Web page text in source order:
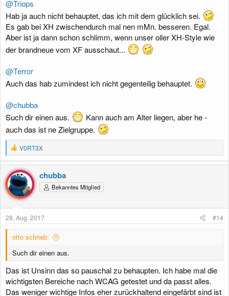
@Triops
Hab ja auch nicht behauptet, das ich mit dem glücklich sei.
Es gab bei XH zwischendurch mal nen mMn. besseren. Egal.
Aber ist ja dann schon schlimm, wenn unser oller XH-Style wie
der brandneue vom XF ausschaut...
@Terror
Auch das hab zumindest ich nicht gegenteilig behauptet.
@chubba
Such dir einen aus.
Kann auch am Alter liegen, aber he -
auch das ist ne Zielgruppe.
R
e
a
k
t
i
o
n
n
V0RT3X
chubba
Bekanntes Mitglied
28. Aug. 2017 #14
otto schrieb:
Such dir einen aus.
Das ist Unsinn das so pauschal zu behaupten. Ich habe mal die
wichtigsten Bereiche nach WCAG getestet und da passt alles.
Das weniger wichtige Infos eher zurückhaltend eingefärbt sind ist